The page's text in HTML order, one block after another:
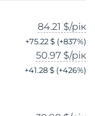
84.21 $/рік
+75.22 $ (+837%)
50.97 $/рік
+41.28 $ (+426%)